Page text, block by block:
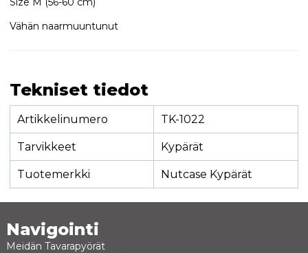
Vähän naarmuuntunut
Tekniset tiedot
Artikkelinumero TK-1022
Tarvikkeet Kypärät
Tuotemerkki Nutcase Kypärät
Navigointi
Meidän Tavarapyörät